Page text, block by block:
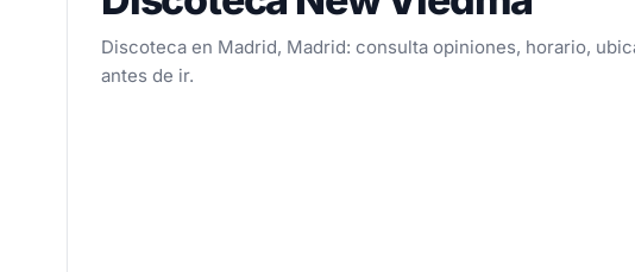
Discoteca en Madrid, Madrid: consulta opiniones, horario,
antes de ir.